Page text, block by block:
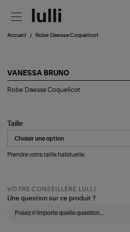
Accueil Robe Daessa Coquelicot
VANESSA BRUNO
Robe
Robe Daessa Coquelicot
Taille
Prendre votre taille habituelle.
VOTRE CONSEILLÈRE LULLI
Une question sur ce produit ?